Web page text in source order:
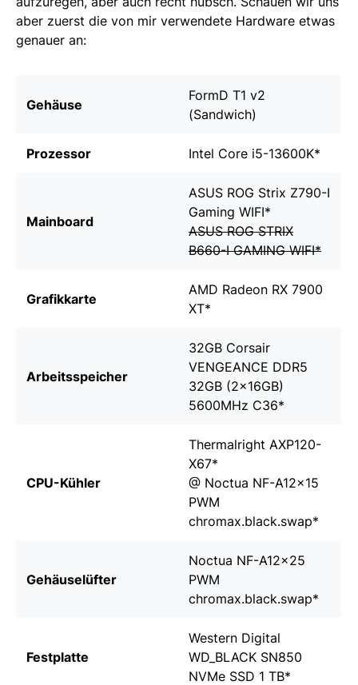
aber zuerst die von mir verwendete Hardware etwas
genauer an:
Gehäuse
FormD T1 v2
(Sandwich)
Prozessor Intel Core i5-13600K*
Mainboard
ASUS ROG Strix Z790-I
Gaming WIFI*
ASUS ROG STRIX
B660-I GAMING WIFI*
Grafikkarte
AMD Radeon RX 7900
XT*
Arbeitsspeicher
32GB Corsair
VENGEANCE DDR5
32GB (2x16GB)
5600MHz C36*
CPU-Kühler
Thermalright AXP120-
X67*
@ Noctua NF-A12x15
PWM
chromax.black.swap*
Gehäuselüfter
Noctua NF-A12x25
PWM
chromax.black.swap*
Festplatte
Western Digital
WD_BLACK SN850
NVMe SSD 1 TB*